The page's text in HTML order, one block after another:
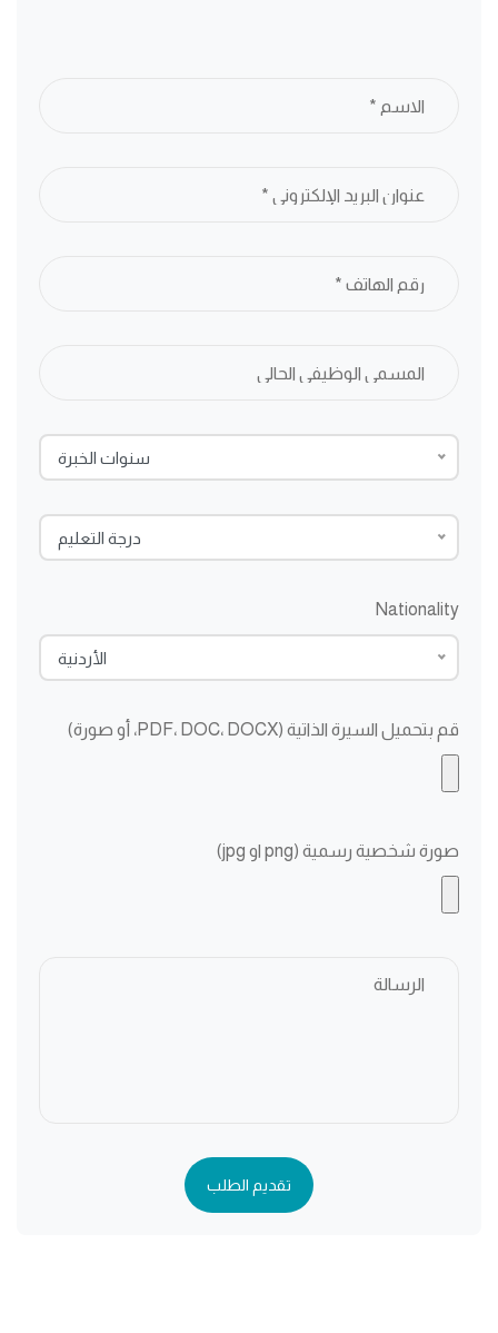
سنوات الخبرة
درجة التعليم
Nationality
الأردنية
قم بتحميل السيرة الذاتية (PDF، DOC، DOCX، أو صورة)
صورة شخصية رسمية (png او jpg)
تقديم الطلب